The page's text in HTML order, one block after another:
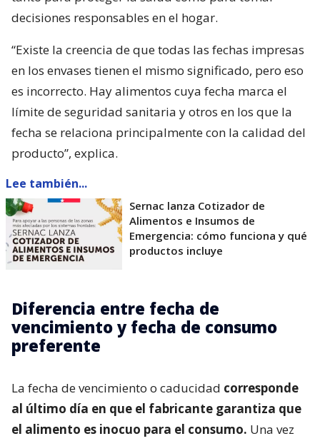
decisiones responsables en el hogar.
“Existe la creencia de que todas las fechas impresas
en los envases tienen el mismo significado, pero eso
es incorrecto. Hay alimentos cuya fecha marca el
límite de seguridad sanitaria y otros en los que la
fecha se relaciona principalmente con la calidad del
producto”, explica.
Lee también...
Sernac lanza Cotizador de
Alimentos e Insumos de
Emergencia: cómo funciona y qué
productos incluye
Diferencia entre fecha de
vencimiento y fecha de consumo
preferente
La fecha de vencimiento o caducidad corresponde
al último día en que el fabricante garantiza que
el alimento es inocuo para el consumo. Una vez